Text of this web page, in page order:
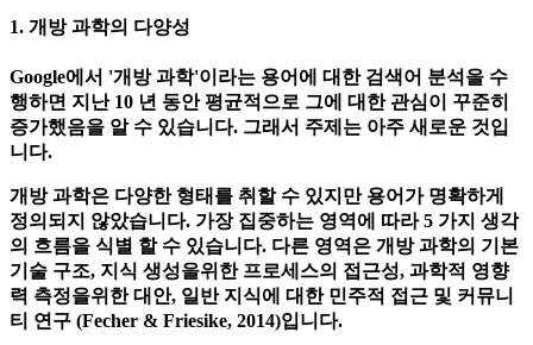
Science 2.0과 같은 이름을 가진 이러한 다양한 새로운 방법은
1. 개방 과학의 다양성
Google에서 '개방 과학'이라는 용어에 대한 검색어 분석을 수
증가했음을 알 수 있습니다. 그래서 주제는 아주 새로운 것입
니다.
개방 과학은 다양한 형태를 취할 수 있지만 용어가 명확하게
정의되지 않았습니다. 가장 집중하는 영역에 따라 5 가지 생각
의 흐름을 식별 할 수 있습니다. 다른 영역은 개방 과학의 기본